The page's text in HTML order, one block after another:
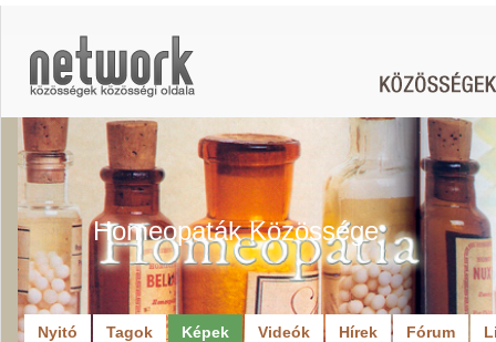
Homeopaták Közössége
Nyitó Tagok Képek Videók Hírek Fórum